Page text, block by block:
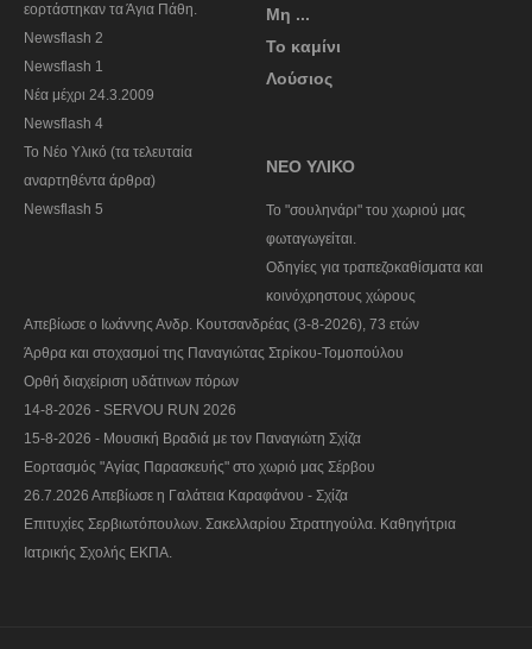
εορτάστηκαν τα Άγια Πάθη.
Newsflash 2
Newsflash 1
Nέα μέχρι 24.3.2009
Newsflash 4
Το Νέο Υλικό (τα τελευταία
αναρτηθέντα άρθρα)
Newsflash 5
Μη ...
Το καμίνι
Λούσιος
ΝΕΟ ΥΛΙΚΟ
To "σουληνάρι" του χωριού μας
φωταγωγείται.
Οδηγίες για τραπεζοκαθίσματα και
κοινόχρηστους χώρους
Απεβίωσε ο Ιωάννης Ανδρ. Κουτσανδρέας (3-8-2026), 73 ετών
Άρθρα και στοχασμοί της Παναγιώτας Στρίκου-Τομοπούλου
Ορθή διαχείριση υδάτινων πόρων
14-8-2026 - SERVOU RUN 2026
15-8-2026 - Μουσική Βραδιά με τον Παναγιώτη Σχίζα
Εορτασμός "Αγίας Παρασκευής" στο χωριό μας Σέρβου
26.7.2026 Απεβίωσε η Γαλάτεια Καραφάνου - Σχίζα
Επιτυχίες Σερβιωτόπουλων. Σακελλαρίου Στρατηγούλα. Καθηγήτρια
Ιατρικής Σχολής ΕΚΠΑ.